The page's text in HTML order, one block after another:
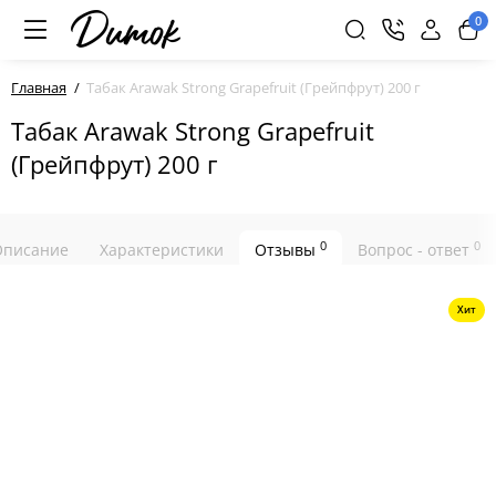
0
Главная Табак Arawak Strong Grapefruit (Грейпфрут) 200 г
Табак Arawak Strong Grapefruit
(Грейпфрут) 200 г
Характеристики Отзывы 0 Вопрос - ответ 0
Хит